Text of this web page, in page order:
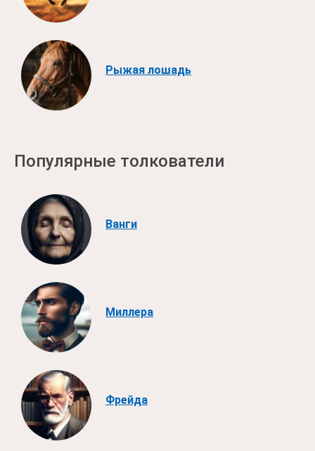
Рыжая лошадь
Популярные толкователи
Ванги
Миллера
Фрейда